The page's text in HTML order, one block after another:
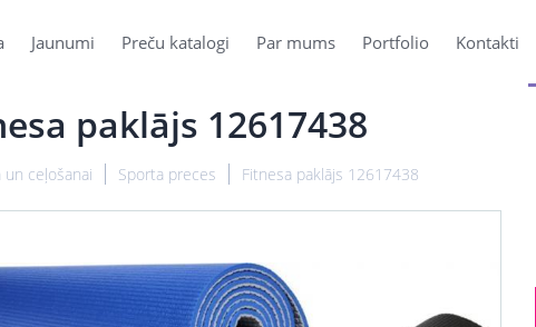
Jaunumi Preču katalogi Par mums Portfolio Kontakti
paklājs 12617438
un ceļošanai Sporta preces Fitnesa paklājs 12617438